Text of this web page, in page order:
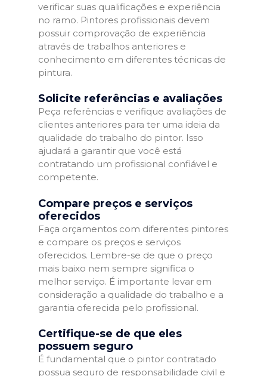
verificar suas qualificações e experiência
no ramo. Pintores profissionais devem
possuir comprovação de experiência
através de trabalhos anteriores e
conhecimento em diferentes técnicas de
pintura.
Solicite referências e avaliações
Peça referências e verifique avaliações de
clientes anteriores para ter uma ideia da
qualidade do trabalho do pintor. Isso
ajudará a garantir que você está
contratando um profissional confiável e
competente.
Compare preços e serviços
oferecidos
Faça orçamentos com diferentes pintores
e compare os preços e serviços
oferecidos. Lembre-se de que o preço
mais baixo nem sempre significa o
melhor serviço. É importante levar em
consideração a qualidade do trabalho e a
garantia oferecida pelo profissional.
Certifique-se de que eles
possuem seguro
É fundamental que o pintor contratado
possua seguro de responsabilidade civil e